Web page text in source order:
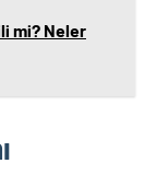
mi? Neler